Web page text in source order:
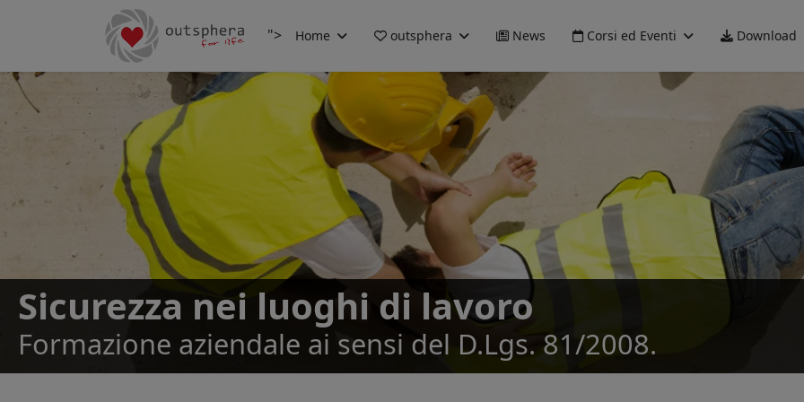
"> Home outsphera News Corsi ed Eventi Download
Sicurezza nei luoghi di lavoro
Formazione aziendale ai sensi del D.Lgs. 81/2008.